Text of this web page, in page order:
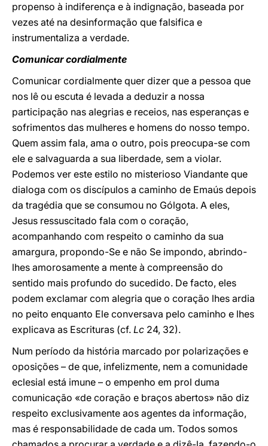
propenso à indiferença e à indignação, baseada por
vezes até na desinformação que falsifica e
instrumentaliza a verdade.
Comunicar cordialmente
Comunicar cordialmente quer dizer que a pessoa que
nos lê ou escuta é levada a deduzir a nossa
participação nas alegrias e receios, nas esperanças e
sofrimentos das mulheres e homens do nosso tempo.
Quem assim fala, ama o outro, pois preocupa-se com
ele e salvaguarda a sua liberdade, sem a violar.
Podemos ver este estilo no misterioso Viandante que
dialoga com os discípulos a caminho de Emaús depois
da tragédia que se consumou no Gólgota. A eles,
Jesus ressuscitado fala com o coração,
acompanhando com respeito o caminho da sua
amargura, propondo-Se e não Se impondo, abrindo-
lhes amorosamente a mente à compreensão do
sentido mais profundo do sucedido. De facto, eles
podem exclamar com alegria que o coração lhes ardia
no peito enquanto Ele conversava pelo caminho e lhes
explicava as Escrituras (cf. Lc 24, 32).
Num período da história marcado por polarizações e
oposições – de que, infelizmente, nem a comunidade
eclesial está imune – o empenho em prol duma
comunicação «de coração e braços abertos» não diz
respeito exclusivamente aos agentes da informação,
mas é responsabilidade de cada um. Todos somos